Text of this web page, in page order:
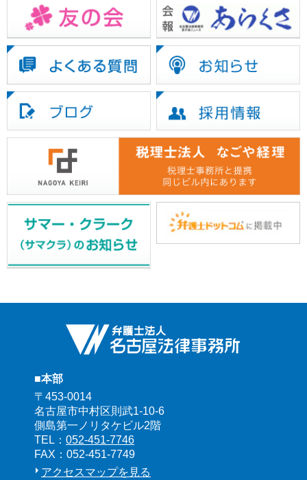
■本部
〒453-0014
名古屋市中村区則武1-10-6
側島第一ノリタケビル2階
TEL： 052-451-7746
FAX：052-451-7749
アクセスマップを見る